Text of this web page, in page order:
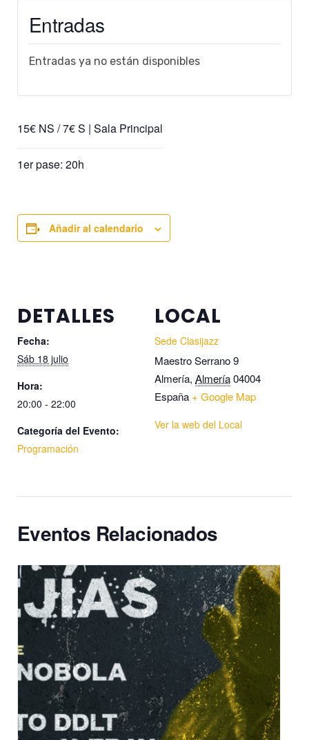
Entradas
Entradas ya no están disponibles
15€ NS / 7€ S | Sala Principal
1er pase: 20h
Añadir al calendario
DETALLES
Fecha:
Sáb 18 julio
Hora:
20:00 - 22:00
Categoría del Evento:
Programación
LOCAL
Sede Clasijazz
Maestro Serrano 9
Almería, Almería04004
España + Google Map
Ver la web del Local
Eventos Relacionados